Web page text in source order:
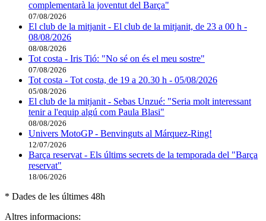
complementarà la joventut del Barça"
07/08/2026
El club de la mitjanit - El club de la mitjanit, de 23 a 00 h -
08/08/2026
08/08/2026
Tot costa - Iris Tió: "No sé on és el meu sostre"
07/08/2026
Tot costa - Tot costa, de 19 a 20.30 h - 05/08/2026
05/08/2026
El club de la mitjanit - Sebas Unzué: "Seria molt interessant
tenir a l'equip algú com Paula Blasi"
08/08/2026
Univers MotoGP - Benvinguts al Márquez-Ring!
12/07/2026
Barça reservat - Els últims secrets de la temporada del "Barça
reservat"
18/06/2026
* Dades de les últimes 48h
Altres informacions: